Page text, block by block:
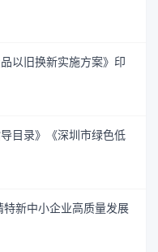
以旧换新实施方案》印
目录》《深圳市绿色低
新中小企业高质量发展